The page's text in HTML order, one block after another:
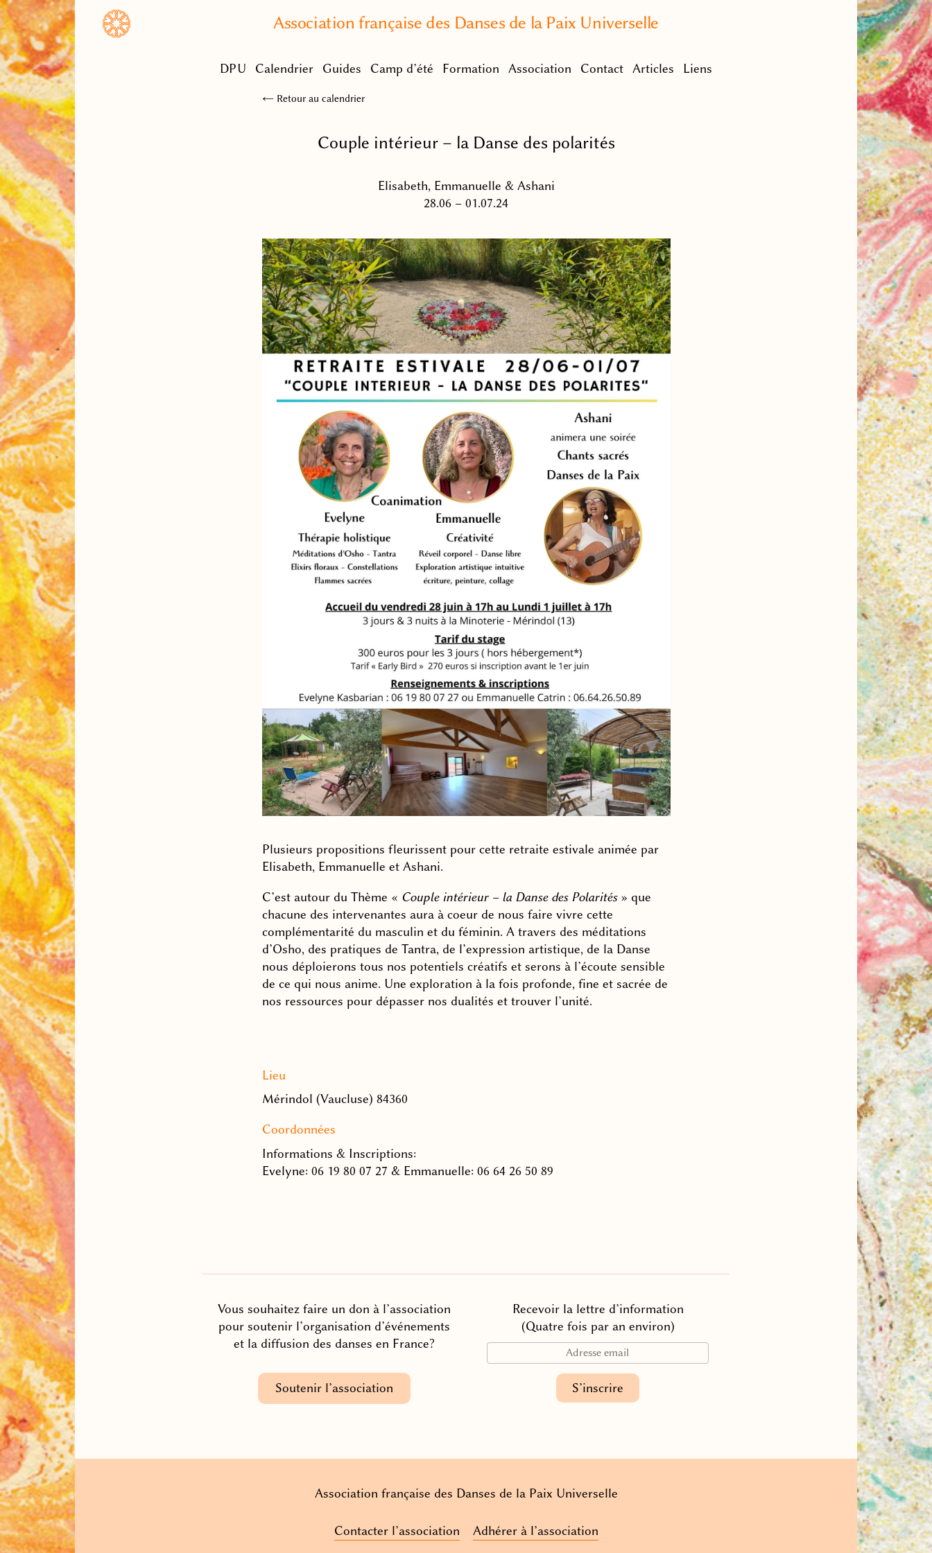
Association française des Danses de la Paix Universelle
DPU Calendrier Guides Camp d’été Formation Association Contact Articles Liens
← Retour au calendrier
Couple intérieur – la Danse des polarités
Elisabeth, Emmanuelle & Ashani
28.06 – 01.07.24
Plusieurs propositions fleurissent pour cette retraite estivale animée par
Elisabeth, Emmanuelle et Ashani.
C’est autour du Thème « Couple intérieur – la Danse des Polarités» que
chacune des intervenantes aura à coeur de nous faire vivre cette
complémentarité du masculin et du féminin. A travers des méditations
d’Osho, des pratiques de Tantra, de l’expression artistique, de la Danse
nous déploierons tous nos potentiels créatifs et serons à l’écoute sensible
de ce qui nous anime. Une exploration à la fois profonde, fine et sacrée de
nos ressources pour dépasser nos dualités et trouver l’unité.
Lieu
Mérindol (Vaucluse) 84360
Coordonnées
Informations & Inscriptions:
Evelyne: 06 19 80 07 27 & Emmanuelle: 06 64 26 50 89
Vous souhaitez faire un don à l’association
pour soutenir l’organisation d’événements
et la diffusion des danses en France?
Soutenir l’association
Recevoir la lettre d’information
(Quatre fois par an environ)
Association française des Danses de la Paix Universelle
Contacter l’association Adhérer à l’association